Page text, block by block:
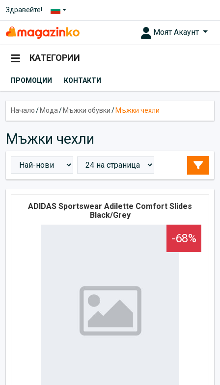
Здравейте!
Моят Акаунт
КАТЕГОРИИ
ПРОМОЦИИ КОНТАКТИ
Начало/ Мода/ Мъжки обувки/ Мъжки чехли
Мъжки чехли
ADIDAS Sportswear Adilette Comfort Slides
Black/Grey
-68%